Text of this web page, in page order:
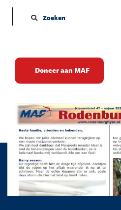
Zoeken
Doneer aan MAF
Bezoek van